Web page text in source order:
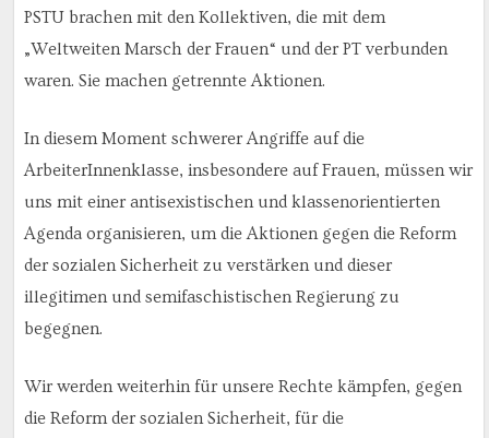
PSTU brachen mit den Kollektiven, die mit dem
„Weltweiten Marsch der Frauen“ und der PT verbunden
waren. Sie machen getrennte Aktionen.
In diesem Moment schwerer Angriffe auf die
ArbeiterInnenklasse, insbesondere auf Frauen, müssen wir
uns mit einer antisexistischen und klassenorientierten
Agenda organisieren, um die Aktionen gegen die Reform
der sozialen Sicherheit zu verstärken und dieser
illegitimen und semifaschistischen Regierung zu
begegnen.
Wir werden weiterhin für unsere Rechte kämpfen, gegen
die Reform der sozialen Sicherheit, für die